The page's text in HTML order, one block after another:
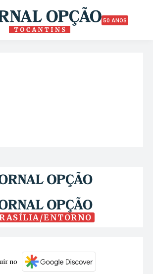
50 ANOS
ENTORNO
no